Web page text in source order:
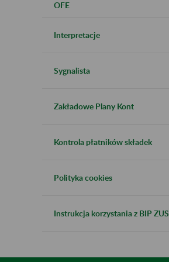
OFE
Interpretacje
Sygnalista
Zakładowe Plany Kont
Kontrola płatników składek
Polityka cookies
Instrukcja korzystania z BIP ZUS